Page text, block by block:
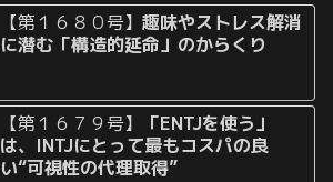
【第１６８０号】趣味やストレス解消
に潜む「構造的延命」のからくり
【第１６７９号】
「ENTJを使う」
は、INTJにとって最もコスパの良
い“可視性の代理取得”